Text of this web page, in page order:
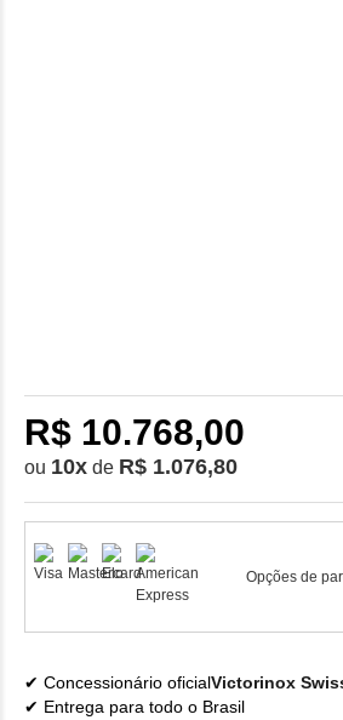
R$ 10.768,00
ou 10x de R$ 1.076,80
Opções de
Concessionário oficialVictorinox
Entrega para todo o Brasil